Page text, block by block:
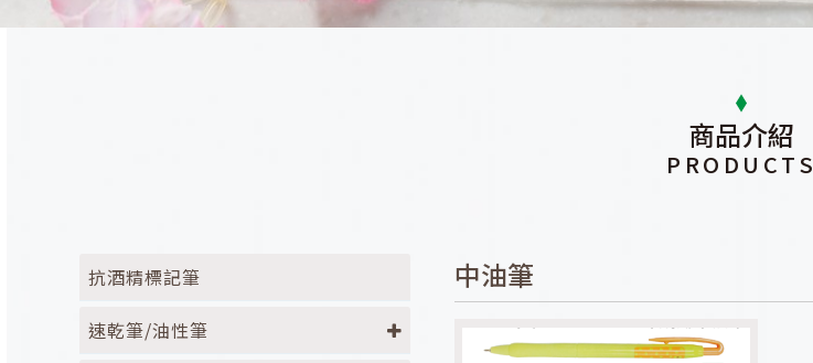
商品介紹
PRODUCTS
抗酒精標記筆
速乾筆/油性筆
中油筆